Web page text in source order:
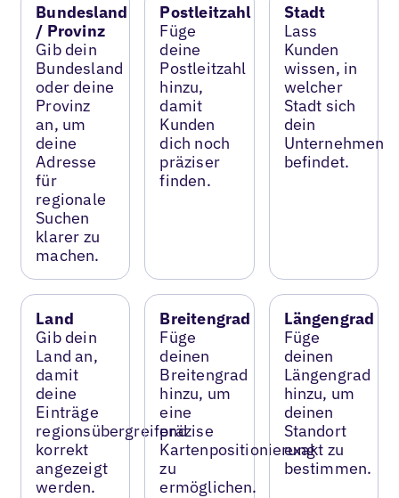
Bundesland
/ Provinz
Gib dein
Bundesland
oder deine
Provinz
an, um
deine
Adresse
für
regionale
Suchen
klarer zu
machen.
Postleitzahl
Füge
deine
Postleitzahl
hinzu,
damit
Kunden
dich noch
präziser
finden.
Stadt
Lass
Kunden
wissen, in
welcher
Stadt sich
dein
Unternehmen
befindet.
Land
Gib dein
Land an,
damit
deine
Einträge
regionsübergreifend
korrekt
angezeigt
werden.
Breitengrad
Füge
deinen
Breitengrad
hinzu, um
eine
präzise
Kartenpositionierung
zu
ermöglichen.
Längengrad
Füge
deinen
Längengrad
hinzu, um
deinen
Standort
exakt zu
bestimmen.